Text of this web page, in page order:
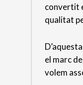
convertit
qualitat
el marc
volem